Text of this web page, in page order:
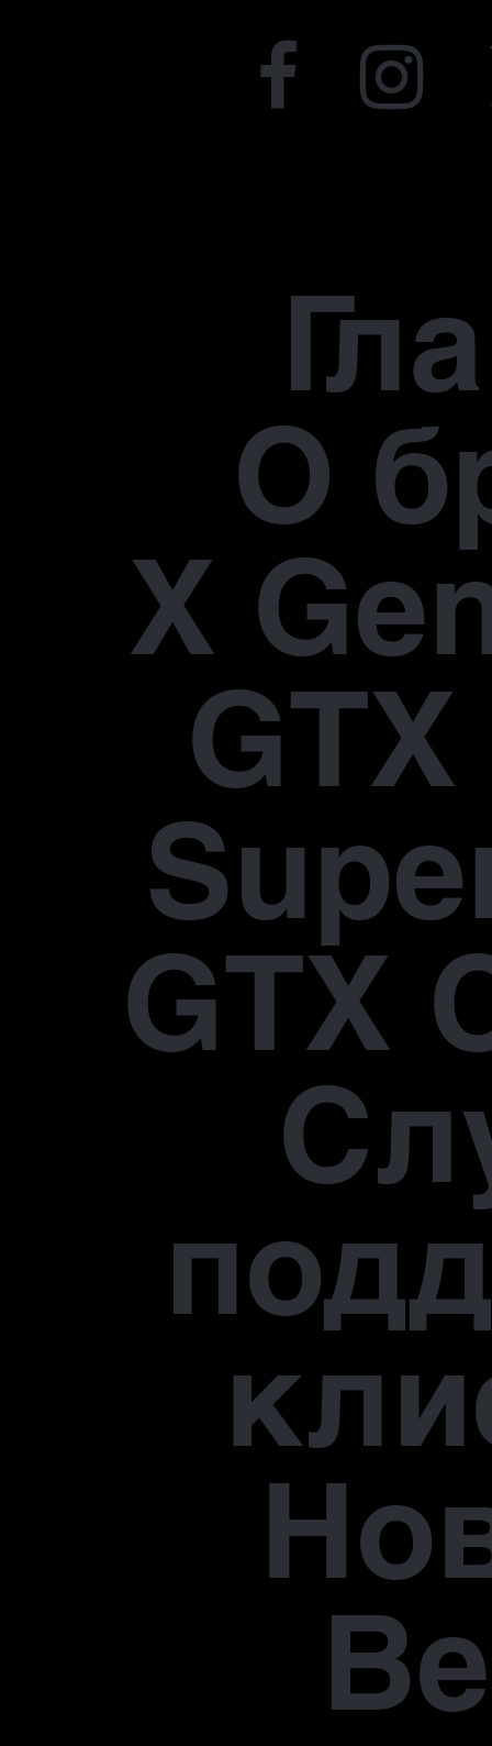
О
X
GTX